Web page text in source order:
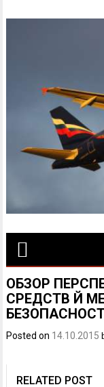
ОБЗОР
СРЕДСТВ Й
Posted on 14.10.2015
RELATED POST